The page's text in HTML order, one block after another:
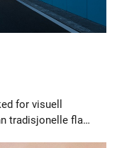
for visuell
tradisjonelle flate